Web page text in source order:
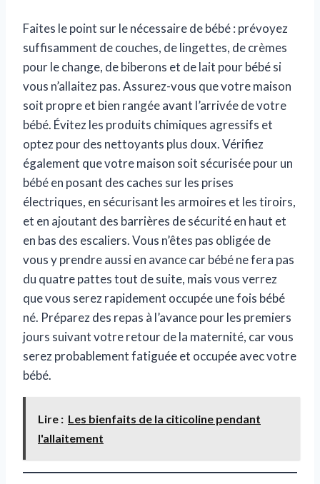
Faites le point sur le nécessaire de bébé : prévoyez
suffisamment de couches, de lingettes, de crèmes
pour le change, de biberons et de lait pour bébé si
vous n’allaitez pas. Assurez-vous que votre maison
soit propre et bien rangée avant l’arrivée de votre
bébé. Évitez les produits chimiques agressifs et
optez pour des nettoyants plus doux. Vérifiez
également que votre maison soit sécurisée pour un
bébé en posant des caches sur les prises
électriques, en sécurisant les armoires et les tiroirs,
et en ajoutant des barrières de sécurité en haut et
en bas des escaliers. Vous n’êtes pas obligée de
vous y prendre aussi en avance car bébé ne fera pas
du quatre pattes tout de suite, mais vous verrez
que vous serez rapidement occupée une fois bébé
né. Préparez des repas à l’avance pour les premiers
jours suivant votre retour de la maternité, car vous
serez probablement fatiguée et occupée avec votre
bébé.
Lire : Les bienfaits de la citicoline pendant
l'allaitement